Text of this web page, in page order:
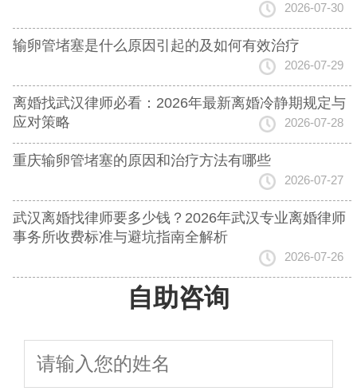
2026-07-30
输卵管堵塞是什么原因引起的及如何有效治疗
2026-07-29
离婚找武汉律师必看：2026年最新离婚冷静期规定与
应对策略
2026-07-28
重庆输卵管堵塞的原因和治疗方法有哪些
2026-07-27
武汉离婚找律师要多少钱？2026年武汉专业离婚律师
事务所收费标准与避坑指南全解析
2026-07-26
自助咨询